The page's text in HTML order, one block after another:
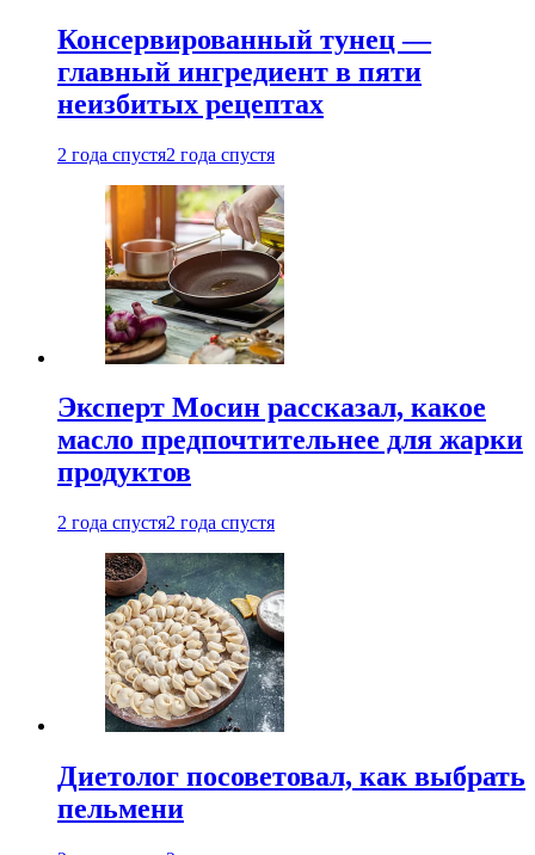
Консервированный тунец —
главный ингредиент в пяти
неизбитых рецептах
2 года спустя2 года спустя
Эксперт Мосин рассказал, какое
масло предпочтительнее для жарки
продуктов
2 года спустя2 года спустя
Диетолог посоветовал, как выбрать
пельмени